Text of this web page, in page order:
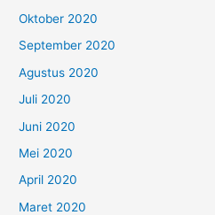
Oktober 2020
September 2020
Agustus 2020
Juli 2020
Juni 2020
Mei 2020
April 2020
Maret 2020